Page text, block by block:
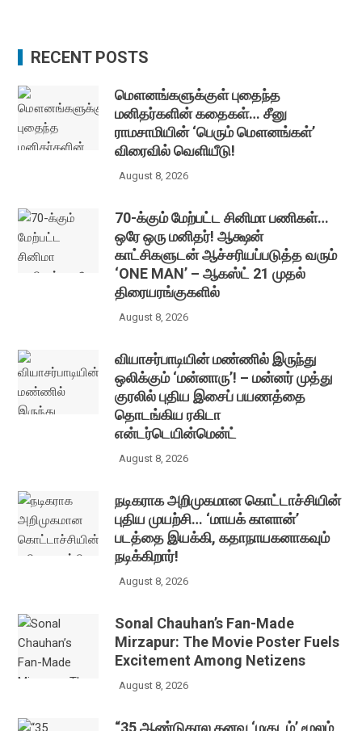
RECENT POSTS
மௌனங்களுக்குள் புதைந்த
மனிதர்களின் கதைகள்… சீனு
ராமசாமியின் ‘பெரும் மௌனங்கள்’
விரைவில் வெளியீடு!
August 8, 2026
70-க்கும் மேற்பட்ட சினிமா பணிகள்…
ஒரே ஒரு மனிதர்! ஆக்ஷன்
காட்சிகளுடன் ஆச்சரியப்படுத்த வரும்
‘ONE MAN’ – ஆகஸ்ட் 21 முதல்
திரையரங்குகளில்
August 8, 2026
வியாசர்பாடியின் மண்ணில் இருந்து
ஒலிக்கும் ‘மன்னாரு’! – மன்னர் முத்து
குரலில் புதிய இசைப் பயணத்தை
தொடங்கிய ரகிடா
என்டர்டெயின்மென்ட்
August 8, 2026
நடிகராக அறிமுகமான கொட்டாச்சியின்
புதிய முயற்சி… ‘மாயக் காளான்’
படத்தை இயக்கி, கதாநாயகனாகவும்
நடிக்கிறார்!
August 8, 2026
Sonal Chauhan’s Fan-Made
Mirzapur: The Movie Poster Fuels
Excitement Among Netizens
August 8, 2026
“35 ஆண்டுகால கனவு ‘மகுடம்’ மூலம்